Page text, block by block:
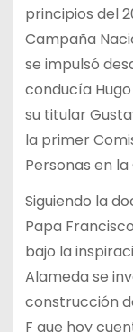
principios del
Campaña
se impulsó
conducía
su titular
la primer
Personas en la
Siguiendo la
Papa
bajo la
Alameda se
construcción
F que hoy